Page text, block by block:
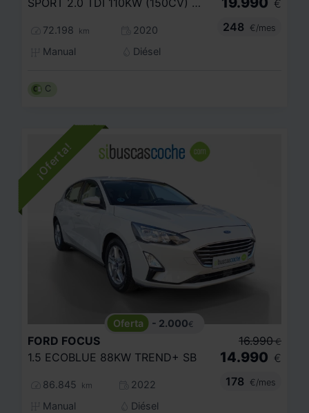
SPORT 2.0 TDI 110KW (150CV) DSG VARIANT
72.198 km
2020
Manual
Diésel
€
248
€/mes
C
- 2.000€
FORD FOCUS
1.5 ECOBLUE 88KW TREND+ SB
86.845 km
2022
Manual
Diésel
16.990 €
14.990 €
178
€/mes